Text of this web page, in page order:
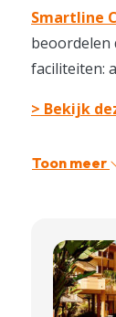
Smartline
beoordelen
faciliteiten:
> Bekijk
Toon meer